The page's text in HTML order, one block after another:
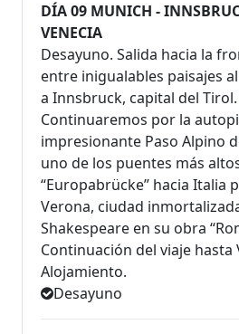
DÍA 09 MUNICH -
VENECIA
Desayuno. Salida hacia la
entre inigualables paisajes
a Innsbruck, capital del
Continuaremos por la
impresionante Paso Alpino
uno de los puentes más
“Europabrücke” hacia Italia
Verona, ciudad
Shakespeare en su obra
Continuación del viaje hasta
Alojamiento.
Desayuno